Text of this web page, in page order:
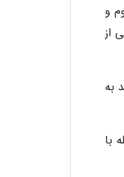
و
گنگی از
به
با